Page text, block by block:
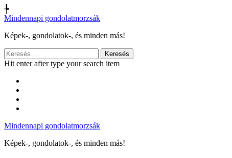
╄
Mindennapi gondolatmorzsák
Képek-, gondolatok-, és minden más!
Keresés:
Hit enter after type your search item
Mindennapi gondolatmorzsák
Képek-, gondolatok-, és minden más!